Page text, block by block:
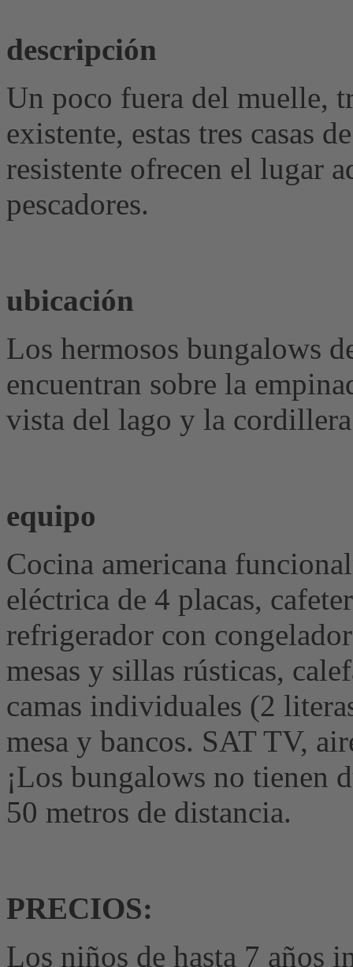
descripción
Un poco fuera del muelle,
existente, estas tres casas
resistente ofrecen el lugar
pescadores.
ubicación
Los hermosos bungalows
encuentran sobre la
vista del lago y la
equipo
Cocina americana
eléctrica de 4 placas,
refrigerador con
mesas y sillas rústicas,
camas individuales (2
mesa y bancos. SAT TV,
¡Los bungalows no tienen
50 metros de distancia.
PRECIOS:
Los niños de hasta 7 años